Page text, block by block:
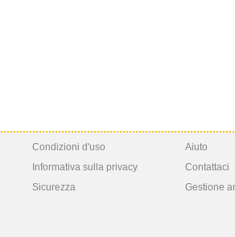
Condizioni d'uso
Informativa sulla privacy
Sicurezza
Aiuto
Contattaci
Gestione